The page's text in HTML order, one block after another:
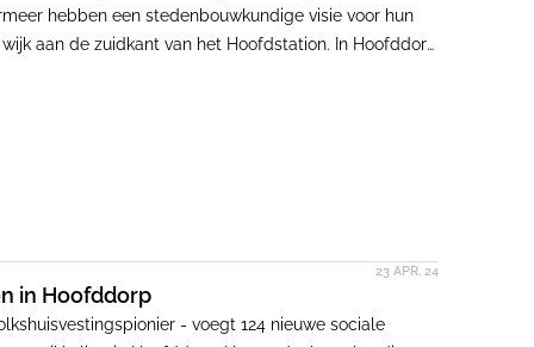
hebben een stedenbouwkundige visie voor hun
aan de zuidkant van het Hoofdstation. In Hoofddorp
23 APR. 24
in Hoofddorp
- voegt 124 nieuwe sociale